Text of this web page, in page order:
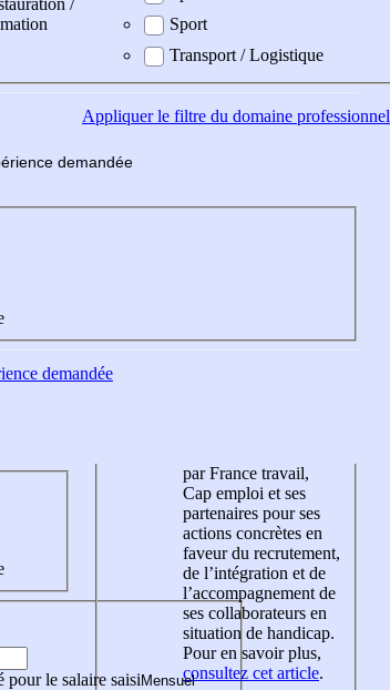
Sport
Transport / Logistique
Appliquerle filtre du domaine professionnel
demandée
demandée
pour le salaire saisi
par France travail,
Cap emploi et ses
partenaires pour ses
actions concrètes en
faveur du recrutement,
de l’intégration et de
l’accompagnement de
ses collaborateurs en
situation de handicap.
Pour en savoir plus,
consultez cet article.